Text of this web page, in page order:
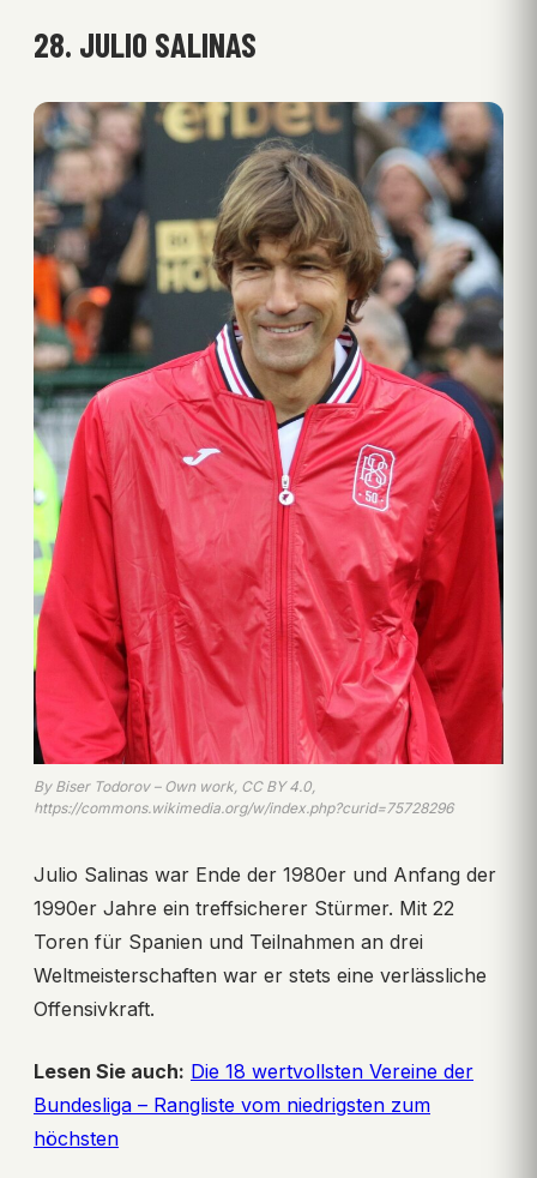
28. JULIO SALINAS
By Biser Todorov – Own work, CC BY 4.0,
https://commons.wikimedia.org/w/index.php?curid=75728296
Julio Salinas war Ende der 1980er und Anfang der
1990er Jahre ein treffsicherer Stürmer. Mit 22
Toren für Spanien und Teilnahmen an drei
Weltmeisterschaften war er stets eine verlässliche
Offensivkraft.
Lesen Sie auch: Die 18 wertvollsten Vereine der
Bundesliga – Rangliste vom niedrigsten zum
höchsten